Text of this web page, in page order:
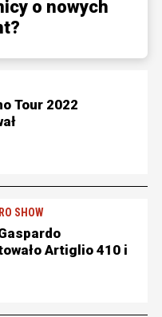
o nowych
Tour 2022
SHOW
Artiglio 410 i